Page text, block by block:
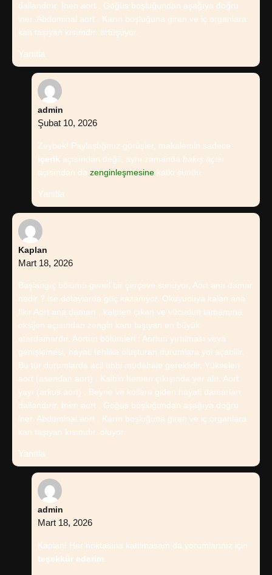
dallandırır. İnen aort . Göğüs boşluğundan aşağıya doğru
iner. Abdominal aort . Karın boşluğuna giren ve iç organlara
kan taşıyan kısımdır. örtüşüyor.
Yanıtla
admin
Şubat 10, 2026
Zeybek! Paylaştığınız görüşler, makalemin sadece
içerik açısından değil, aynı zamanda bakış açısı
açısından da zenginleşmesine katkı sundu.
Yanıtla
Kaplan
Mart 18, 2026
Başlangıç bölümü genel bir çerçeve sunuyor, Aort ana damar
nedir ? ise detaylarda güç kazanıyor. Okuyucuya kalan ana
fikir Aort ana damarı , kalpten çıkan ve vücudun tamamına
oksijen açısından zengin kanı taşıyan en büyük
atardamardır. Aortun bölümleri : Aortun yırtılması veya
genişlemesi, hayati tehlike oluşturan durumlara yol açabilir.
Bu tür durumlarda acil tıbbi müdahale gereklidir. Yükselen
aort (asendan aort) . Kalbin hemen çıkışında yer alır. Aort
yayı (arkus aort) . Beyne ve kollara giden hayati damarları
dallandırır. İnen aort . Göğüs boşluğundan aşağıya doğru
iner. Abdominal aort . Karın boşluğuna giren ve iç organlara
kan taşıyan kısımdır. oluyor.
Yanıtla
admin
Mart 18, 2026
Kaplan! Her noktasına katılmasam da yorumlarınız için
teşekkür ederim